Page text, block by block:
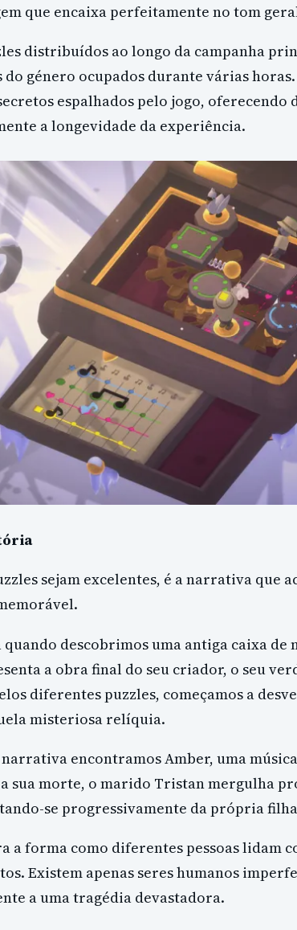
que encaixa perfeitamente no tom
distribuídos ao longo da campanha
do género ocupados durante várias
espalhados pelo jogo, oferecendo
a longevidade da experiência.
sejam excelentes, é a narrativa que
quando descobrimos uma antiga caixa de
a obra final do seu criador, o seu
diferentes puzzles, começamos a
misteriosa relíquia.
encontramos Amber, uma
sua morte, o marido Tristan mergulha
se progressivamente da própria
a forma como diferentes pessoas lidam
Existem apenas seres humanos
a uma tragédia devastadora.